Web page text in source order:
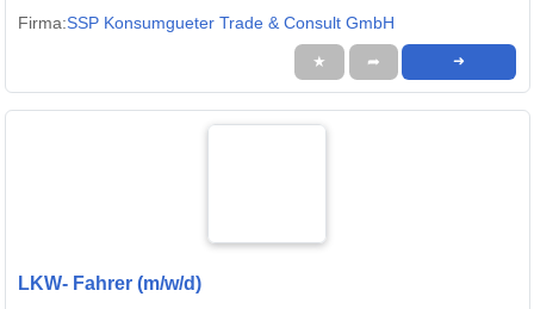
Firma:SSP Konsumgueter Trade & Consult GmbH
★ ➦ ➜
LKW- Fahrer (m/w/d)